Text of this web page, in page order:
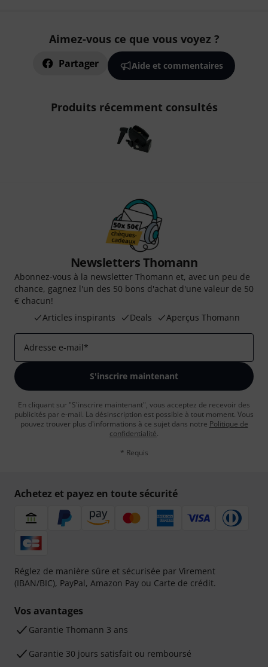
Aimez-vous ce que vous voyez ?
Partager Aide et commentaires
Produits récemment consultés
Newsletters Thomann
Abonnez-vous à la newsletter Thomann et, avec un peu de
chance, gagnez l'un des 50 bons d'achat d'une valeur de 50
€ chacun!
Articles inspirants
Deals Aperçus Thomann
Adresse e-mail*
S'inscrire maintenant
En cliquant sur "S'inscrire maintenant", vous acceptez de recevoir des
publicités par e-mail. La désinscription est possible à tout moment. Vous
pouvez trouver plus d'informations à ce sujet dans notre Politique de
confidentialité.
* Requis
Achetez et payez en toute sécurité
Réglez de manière sûre et sécurisée par Virement
(IBAN/BIC), PayPal, Amazon Pay ou Carte de crédit.
Vos avantages
Ga­ran­tie Thomann 3 ans
Garantie 30 jours satisfait ou remboursé